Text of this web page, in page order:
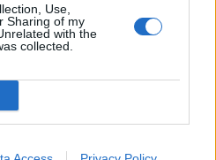
Use,
Sharing of my
with the
collected.